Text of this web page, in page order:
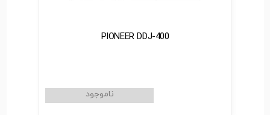
PIONEER DDJ-400